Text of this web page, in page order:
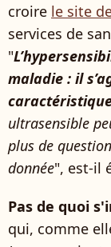
croire le site
services de
"
maladie : il
ultrasensible
plus de
donnée", est-il
Pas de quoi
qui, comme